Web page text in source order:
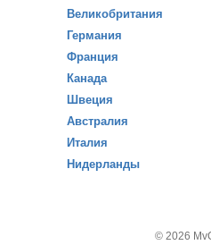
Великобритания
Германия
Франция
Канада
Швеция
Австралия
Италия
Нидерланды
© 2026